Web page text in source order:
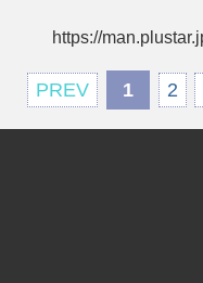
https://
PREV 1 2